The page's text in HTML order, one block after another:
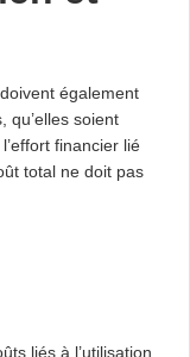
également
qu’elles soient
financier lié
total ne doit pas
liés à l’utilisation